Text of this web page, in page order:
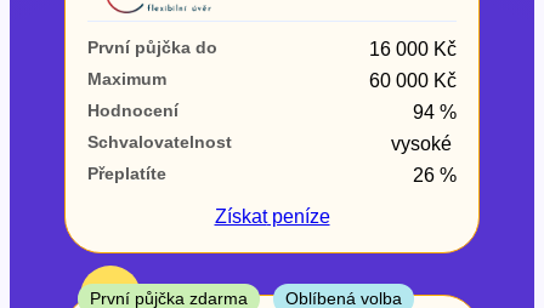
První půjčka zdarma
–
ano
ne
Ve zkušebce
ano
ne
První půjčka do 16 000 Kč
Maximum 60 000 Kč
Hodnocení 94 %
Schvalovatelnost vysoké
Přeplatíte
26 %
Získatpeníze
TOP
První půjčka zdarma Oblíbená volba